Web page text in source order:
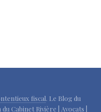
fiscal. Le Blog du
du Cabinet Rivière | Avocats |